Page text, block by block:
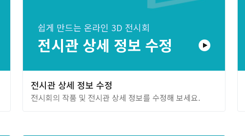
쉽게 만드는 온라인 3D 전시회
전시관 상세 정보 수정
전시관 상세 정보 수정
전시회의 작품 및 전시관 상세 정보를 수정해 보세요.